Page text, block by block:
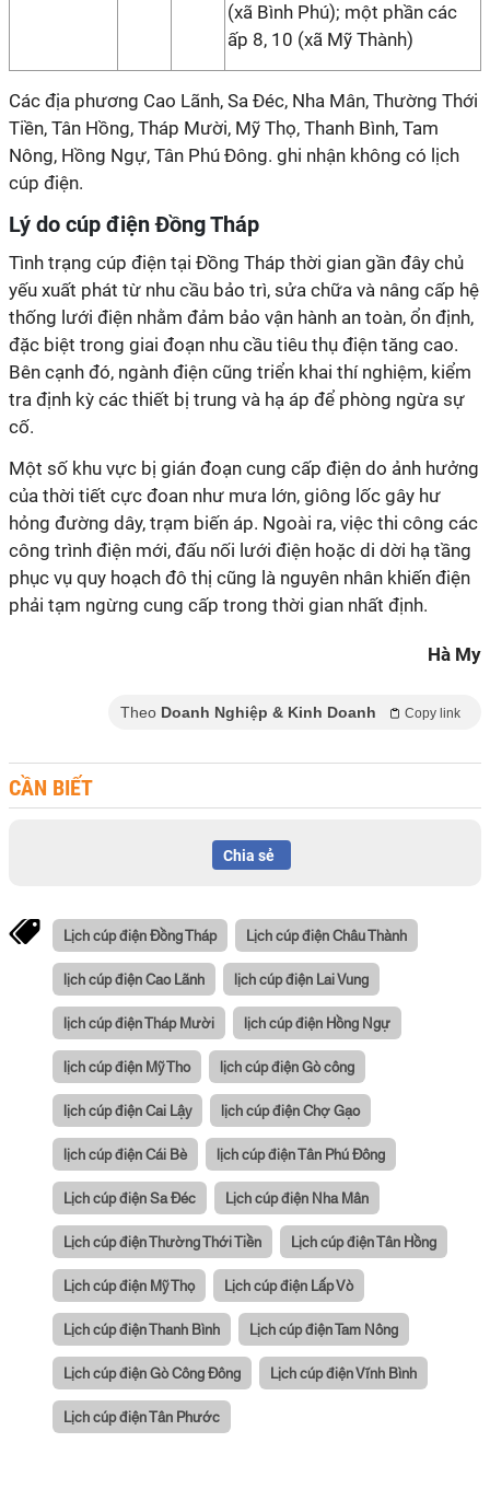
(xã Bình Phú); một phần các
ấp 8, 10 (xã Mỹ Thành)
Các địa phương Cao Lãnh, Sa Đéc, Nha Mân, Thường Thới
Tiền, Tân Hồng, Tháp Mười, Mỹ Thọ, Thanh Bình, Tam
Nông, Hồng Ngự, Tân Phú Đông. ghi nhận không có lịch
cúp điện.
Lý do cúp điện Đồng Tháp
Tình trạng cúp điện tại Đồng Tháp thời gian gần đây chủ
yếu xuất phát từ nhu cầu bảo trì, sửa chữa và nâng cấp hệ
thống lưới điện nhằm đảm bảo vận hành an toàn, ổn định,
đặc biệt trong giai đoạn nhu cầu tiêu thụ điện tăng cao.
Bên cạnh đó, ngành điện cũng triển khai thí nghiệm, kiểm
tra định kỳ các thiết bị trung và hạ áp để phòng ngừa sự
cố.
Một số khu vực bị gián đoạn cung cấp điện do ảnh hưởng
của thời tiết cực đoan như mưa lớn, giông lốc gây hư
hỏng đường dây, trạm biến áp. Ngoài ra, việc thi công các
công trình điện mới, đấu nối lưới điện hoặc di dời hạ tầng
phục vụ quy hoạch đô thị cũng là nguyên nhân khiến điện
phải tạm ngừng cung cấp trong thời gian nhất định.
Hà My
Theo Doanh Nghiệp & Kinh Doanh Copy link
CẦN BIẾT
Chia sẻ
Lịch cúp điện Đồng Tháp Lịch cúp điện Châu Thành
lịch cúp điện Cao Lãnh lịch cúp điện Lai Vung
lịch cúp điện Tháp Mười lịch cúp điện Hồng Ngự
lịch cúp điện Mỹ Tho lịch cúp điện Gò công
lịch cúp điện Cai Lậy lịch cúp điện Chợ Gạo
lịch cúp điện Cái Bè lịch cúp điện Tân Phú Đông
Lịch cúp điện Sa Đéc Lịch cúp điện Nha Mân
Lịch cúp điện Thường Thới Tiền Lịch cúp điện Tân Hồng
Lịch cúp điện Mỹ Thọ Lịch cúp điện Lấp Vò
Lịch cúp điện Thanh Bình Lịch cúp điện Tam Nông
Lịch cúp điện Gò Công Đông Lịch cúp điện Vĩnh Bình
Lịch cúp điện Tân Phước